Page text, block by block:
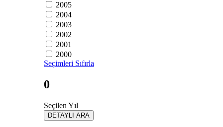
2005
2004
2003
2002
2001
2000
Seçimleri Sıfırla
0
Seçilen Yıl
DETAYLI ARA